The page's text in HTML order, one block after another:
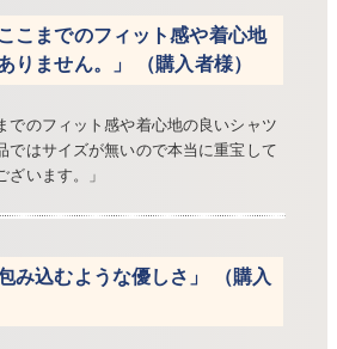
こまでのフィット感や着心地
りません。」 （購入者様）
でのフィット感や着心地の良いシャツ
ではサイズが無いので本当に重宝して
ざいます。」
み込むような優しさ」 （購入